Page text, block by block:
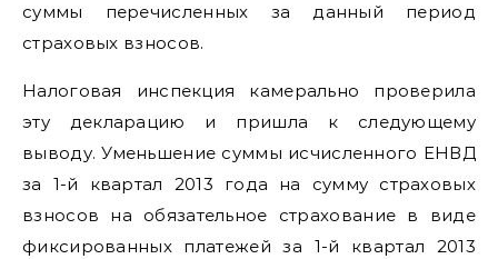
суммы перечисленных за данный период
страховых взносов.
Налоговая инспекция камерально проверила
эту декларацию и пришла к следующему
выводу. Уменьшение суммы исчисленного ЕНВД
за 1-й квартал 2013 года на сумму страховых
взносов на обязательное страхование в виде
фиксированных платежей за 1-й квартал 2013